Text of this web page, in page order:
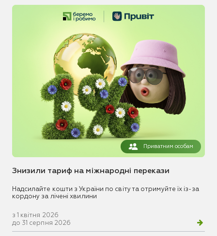
Приватним особам
Знизили тариф на міжнародні перекази
Надсилайте кошти з України по світу та отримуйте їх із-за
кордону за лічені хвилини
з 1 квітня 2026
до 31 серпня 2026